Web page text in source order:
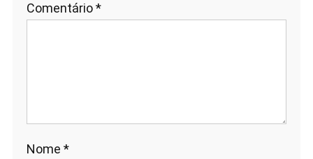
Comentário*
Nome *